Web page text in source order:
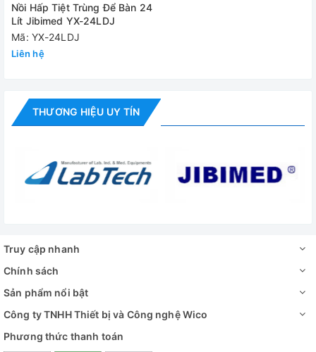
Nồi Hấp Tiệt Trùng Để Bàn 24
Lít Jibimed YX-24LDJ
Mã: YX-24LDJ
Liên hệ
THƯƠNG HIỆU UY TÍN
Truy cập nhanh
Chính sách
Sản phẩm nổi bật
Công ty TNHH Thiết bị và Công nghệ Wico
Phương thức thanh toán